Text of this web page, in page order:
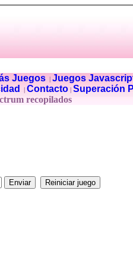
Juegos| Juegos
Contacto Superación
recopilados